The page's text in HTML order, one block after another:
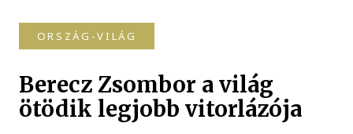
ORSZÁG-VILÁG
Berecz Zsombor a világ
ötödik legjobb vitorlázója